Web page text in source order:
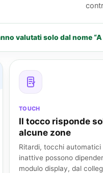
valutati solo dal nome “A
TOUCH
Il tocco risponde
alcune zone
Ritardi, tocchi automatici
inattive possono
modulo display, dal